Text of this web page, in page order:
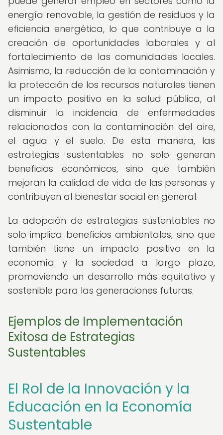
energía renovable, la gestión de residuos y la
eficiencia energética, lo que contribuye a la
creación de oportunidades laborales y al
fortalecimiento de las comunidades locales.
Asimismo, la reducción de la contaminación y
la protección de los recursos naturales tienen
un impacto positivo en la salud pública, al
disminuir la incidencia de enfermedades
relacionadas con la contaminación del aire,
el agua y el suelo. De esta manera, las
estrategias sustentables no solo generan
beneficios económicos, sino que también
mejoran la calidad de vida de las personas y
contribuyen al bienestar social en general.
La adopción de estrategias sustentables no
solo implica beneficios ambientales, sino que
también tiene un impacto positivo en la
economía y la sociedad a largo plazo,
promoviendo un desarrollo más equitativo y
sostenible para las generaciones futuras.
Ejemplos de Implementación
Exitosa de Estrategias
Sustentables
El Rol de la Innovación y la
Educación en la Economía
Sustentable